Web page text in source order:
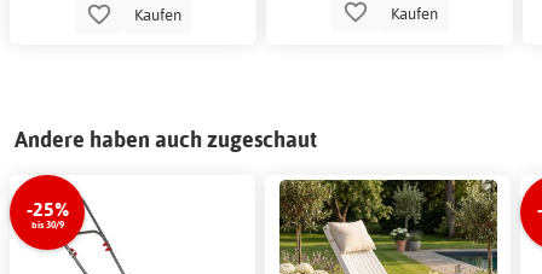
Kaufen Kaufen
Andere haben auch zugeschaut
-25%
bis 30/9